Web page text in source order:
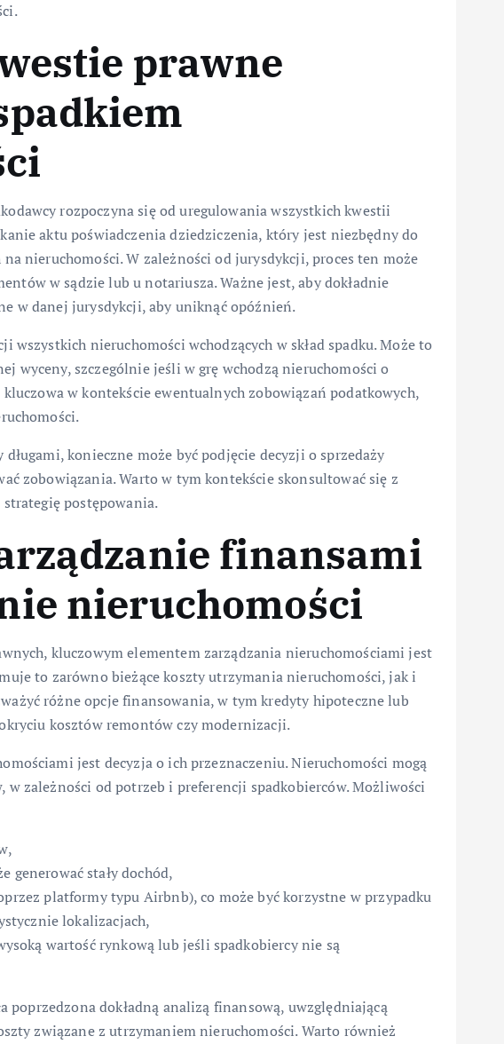
prawne
rozpoczyna się od uregulowania wszystkich kwestii
aktu poświadczenia dziedziczenia, który jest niezbędny do
nieruchomości. W zależności od jurysdykcji, proces ten może
w sądzie lub u notariusza. Ważne jest, aby dokładnie
w danej jurysdykcji, aby uniknąć opóźnień.
wszystkich nieruchomości wchodzących w skład spadku. Może to
wyceny, szczególnie jeśli w grę wchodzą nieruchomości o
w kontekście ewentualnych zobowiązań podatkowych,
konieczne może być podjęcie decyzji o sprzedaży
zobowiązania. Warto w tym kontekście skonsultować się z
postępowania.
finansami
nieruchomości
kluczowym elementem zarządzania nieruchomościami jest
to zarówno bieżące koszty utrzymania nieruchomości, jak i
różne opcje finansowania, w tym kredyty hipoteczne lub
kosztów remontów czy modernizacji.
jest decyzja o ich przeznaczeniu. Nieruchomości mogą
w zależności od potrzeb i preferencji spadkobierców. Możliwości
generować stały dochód,
platformy typu Airbnb), co może być korzystne w przypadku
lokalizacjach,
wartość rynkową lub jeśli spadkobiercy nie są
poprzedzona dokładną analizą finansową, uwzględniającą
związane z utrzymaniem nieruchomości. Warto również